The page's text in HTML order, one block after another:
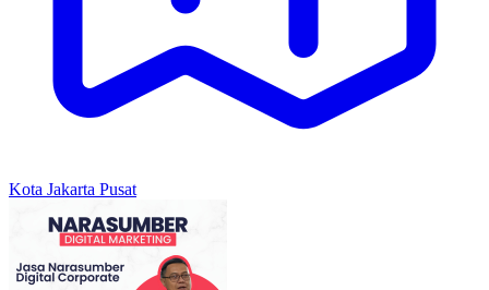
Kota Jakarta Pusat